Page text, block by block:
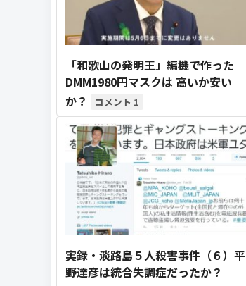
「和歌山の発明王」編機で作った
DMM1980円マスクは 高いか安い
か？
1
実録・淡路島５人殺害事件（６）平
野達彦は統合失調症だったか？